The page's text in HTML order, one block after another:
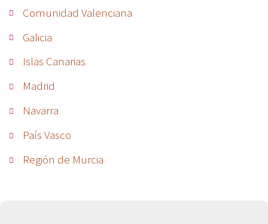
Comunidad Valenciana
Galicia
Islas Canarias
Madrid
Navarra
País Vasco
Región de Murcia